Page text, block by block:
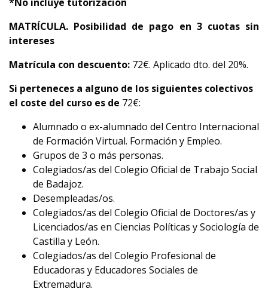
MATRÍCULA. Posibilidad de pago en 3 cuotas sin
intereses
Matrícula con descuento: 72€. Aplicado dto. del 20%.
Si perteneces a alguno de los siguientes colectivos
el coste del curso es de 72€:
Alumnado o ex-alumnado del Centro Internacional
de Formación Virtual. Formación y Empleo.
Grupos de 3 o más personas.
Colegiados/as del Colegio Oficial de Trabajo Social
de Badajoz.
Desempleadas/os.
Colegiados/as del Colegio Oficial de Doctores/as y
Licenciados/as en Ciencias Políticas y Sociología de
Castilla y León.
Colegiados/as del Colegio Profesional de
Educadoras y Educadores Sociales de
Extremadura.